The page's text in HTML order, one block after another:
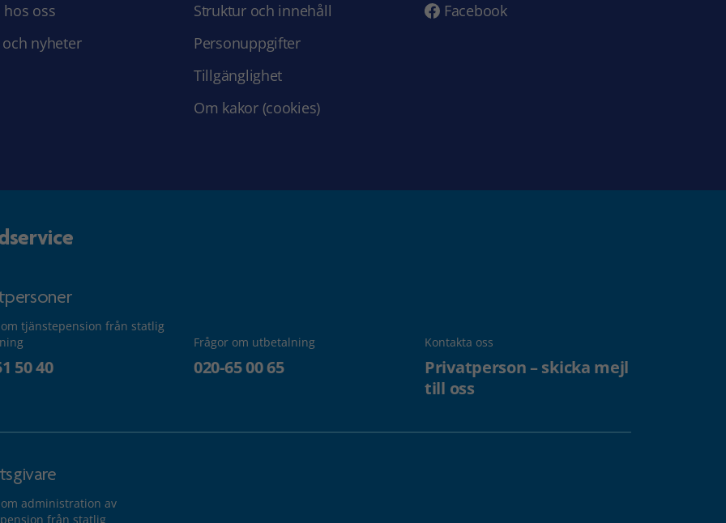
hos oss
och nyheter
Struktur och innehåll
Personuppgifter
Tillgänglighet
Om kakor (cookies)
Facebook
om tjänstepension från statlig
50 40
Frågor om utbetalning
020-65 00 65
Kontakta oss
Privatperson – skicka mejl
till oss
administration av
från statlig